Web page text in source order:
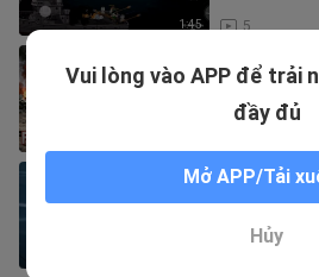
1:45 5
nữ Bác sĩ
đếu đế quá
Vui lòng vào APP để trải
đầy đủ
Mở APP/Tải
Hủy